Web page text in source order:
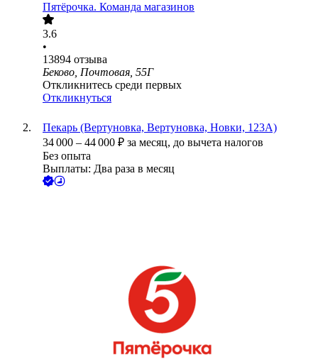
Пятёрочка. Команда магазинов
3.6
•
13894 отзыва
Беково, Почтовая, 55Г
Откликнитесь среди первых
Откликнуться
Пекарь (Вертуновка, Вертуновка, Новки, 123А)
34 000 – 44 000 ₽ за месяц, до вычета налогов
Без опыта
Выплаты: Два раза в месяц